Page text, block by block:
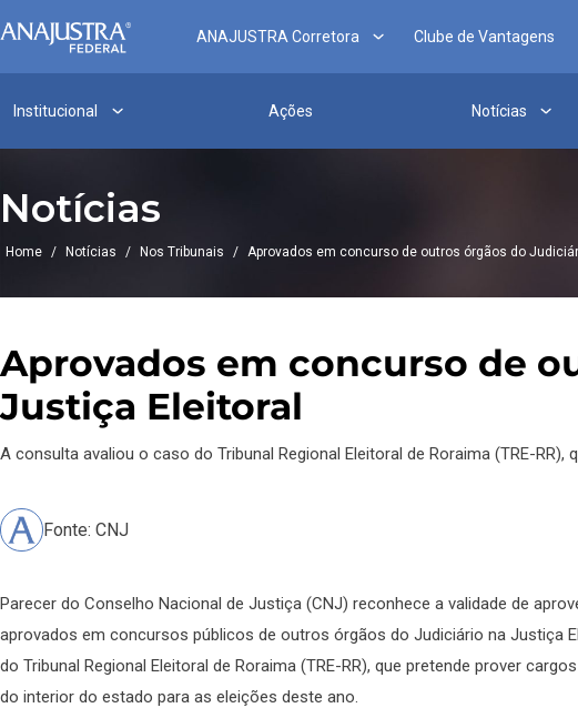
ANAJUSTRA Corretora Clube de Vantagens
Institucional Ações Notícias
Notícias
Home / Notícias / Nos Tribunais / Aprovados em concurso de outros órgãos do
Aprovados em concurso de
Justiça Eleitoral
A consulta avaliou o caso do Tribunal Regional Eleitoral de Roraima (TRE-
Fonte: CNJ
Parecer do Conselho Nacional de Justiça (CNJ) reconhece a validade de
aprovados em concursos públicos de outros órgãos do Judiciário na Justiça
do Tribunal Regional Eleitoral de Roraima (TRE-RR), que pretende prover
do interior do estado para as eleições deste ano.